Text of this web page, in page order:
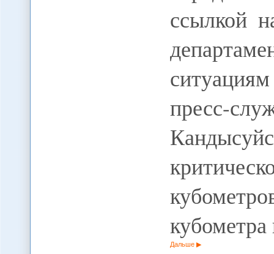
ссылкой
пресс-
Дальше